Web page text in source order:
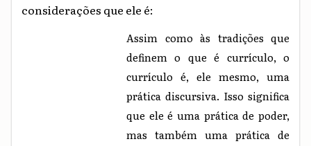
considerações que ele é:
Assim como às tradições que
definem o que é currículo, o
currículo é, ele mesmo, uma
prática discursiva. Isso significa
que ele é uma prática de poder,
mas também uma prática de